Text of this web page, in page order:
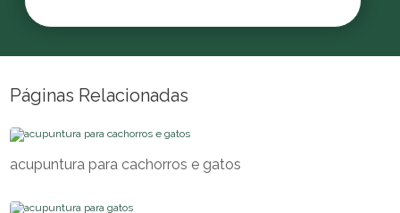
Páginas Relacionadas
acupuntura para cachorros e gatos